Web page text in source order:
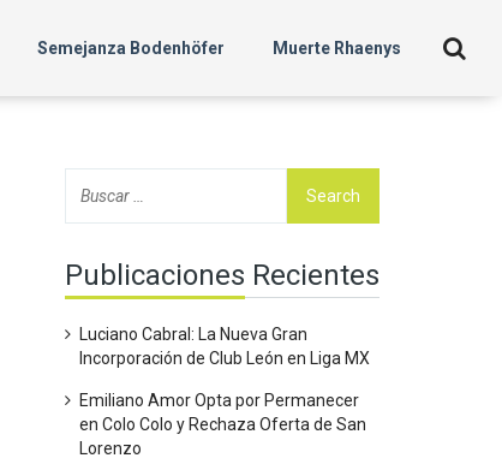
Semejanza Bodenhöfer Muerte Rhaenys
Publicaciones Recientes
Luciano Cabral: La Nueva Gran
Incorporación de Club León en Liga MX
Emiliano Amor Opta por Permanecer
en Colo Colo y Rechaza Oferta de San
Lorenzo